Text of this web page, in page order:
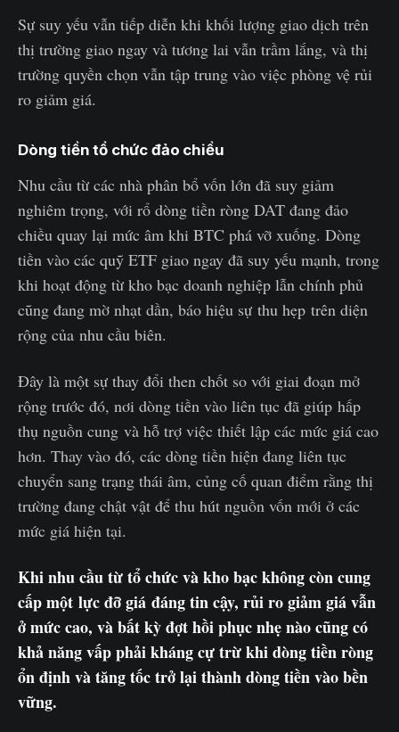
Sự suy yếu vẫn tiếp diễn khi khối lượng giao dịch trên
thị trường giao ngay và tương lai vẫn trầm lắng, và thị
trường quyền chọn vẫn tập trung vào việc phòng vệ rủi
ro giảm giá.
Dòng tiền tổ chức đảo chiều
Nhu cầu từ các nhà phân bổ vốn lớn đã suy giảm
nghiêm trọng, với rổ dòng tiền ròng DAT đang đảo
chiều quay lại mức âm khi BTC phá vỡ xuống. Dòng
tiền vào các quỹ ETF giao ngay đã suy yếu mạnh, trong
khi hoạt động từ kho bạc doanh nghiệp lẫn chính phủ
cũng đang mờ nhạt dần, báo hiệu sự thu hẹp trên diện
rộng của nhu cầu biên.
Đây là một sự thay đổi then chốt so với giai đoạn mở
rộng trước đó, nơi dòng tiền vào liên tục đã giúp hấp
thụ nguồn cung và hỗ trợ việc thiết lập các mức giá cao
hơn. Thay vào đó, các dòng tiền hiện đang liên tục
chuyển sang trạng thái âm, củng cố quan điểm rằng thị
trường đang chật vật để thu hút nguồn vốn mới ở các
mức giá hiện tại.
Khi nhu cầu từ tổ chức và kho bạc không còn cung
cấp một lực đỡ giá đáng tin cậy, rủi ro giảm giá vẫn
ở mức cao, và bất kỳ đợt hồi phục nhẹ nào cũng có
khả năng vấp phải kháng cự trừ khi dòng tiền ròng
ổn định và tăng tốc trở lại thành dòng tiền vào bền
vững.